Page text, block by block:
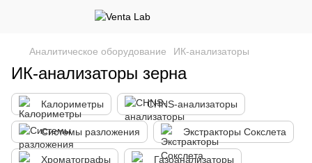
Аналитическое оборудование ИК-анализаторы
ИК-анализаторы зерна
Калориметры CHNS-анализаторы
Системы разложения Экстракторы Сокслета
Хроматографы Газоанализаторы